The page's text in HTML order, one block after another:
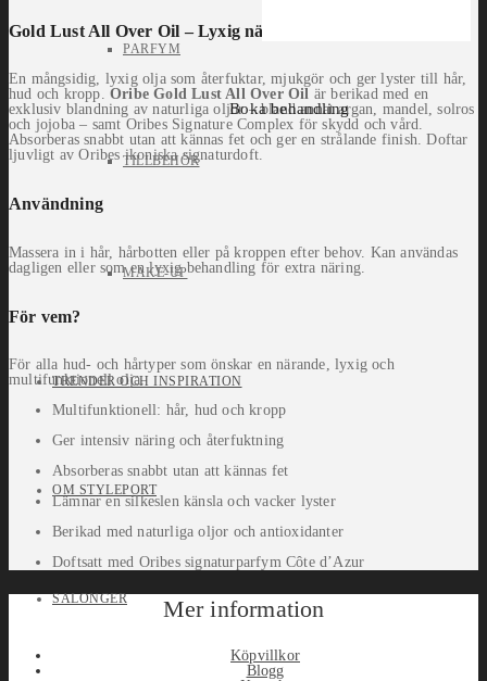
PARFYM
TILLBEHÖR
MAKE-UP
TRENDER OCH INSPIRATION
OM STYLEPORT
SALONGER
Boka behandling
Gold Lust All Over Oil – Lyxig näring från topp till tå
En mångsidig, lyxig olja som återfuktar, mjukgör och ger lyster till hår,
hud och kropp. Oribe Gold Lust All Over Oil är berikad med en
exklusiv blandning av naturliga oljor – bland annat argan, mandel, solros
och jojoba – samt Oribes Signature Complex för skydd och vård.
Absorberas snabbt utan att kännas fet och ger en strålande finish. Doftar
ljuvligt av Oribes ikoniska signaturdoft.
Användning
Massera in i hår, hårbotten eller på kroppen efter behov. Kan användas
dagligen eller som en lyxig behandling för extra näring.
För vem?
För alla hud- och hårtyper som önskar en närande, lyxig och
multifunktionell olja.
Multifunktionell: hår, hud och kropp
Ger intensiv näring och återfuktning
Absorberas snabbt utan att kännas fet
Lämnar en silkeslen känsla och vacker lyster
Berikad med naturliga oljor och antioxidanter
Doftsatt med Oribes signaturparfym Côte d’Azur
Mer information
Köpvillkor
Blogg